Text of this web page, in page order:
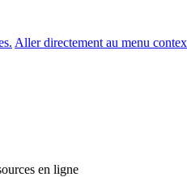
Aller directement au menu
en ligne